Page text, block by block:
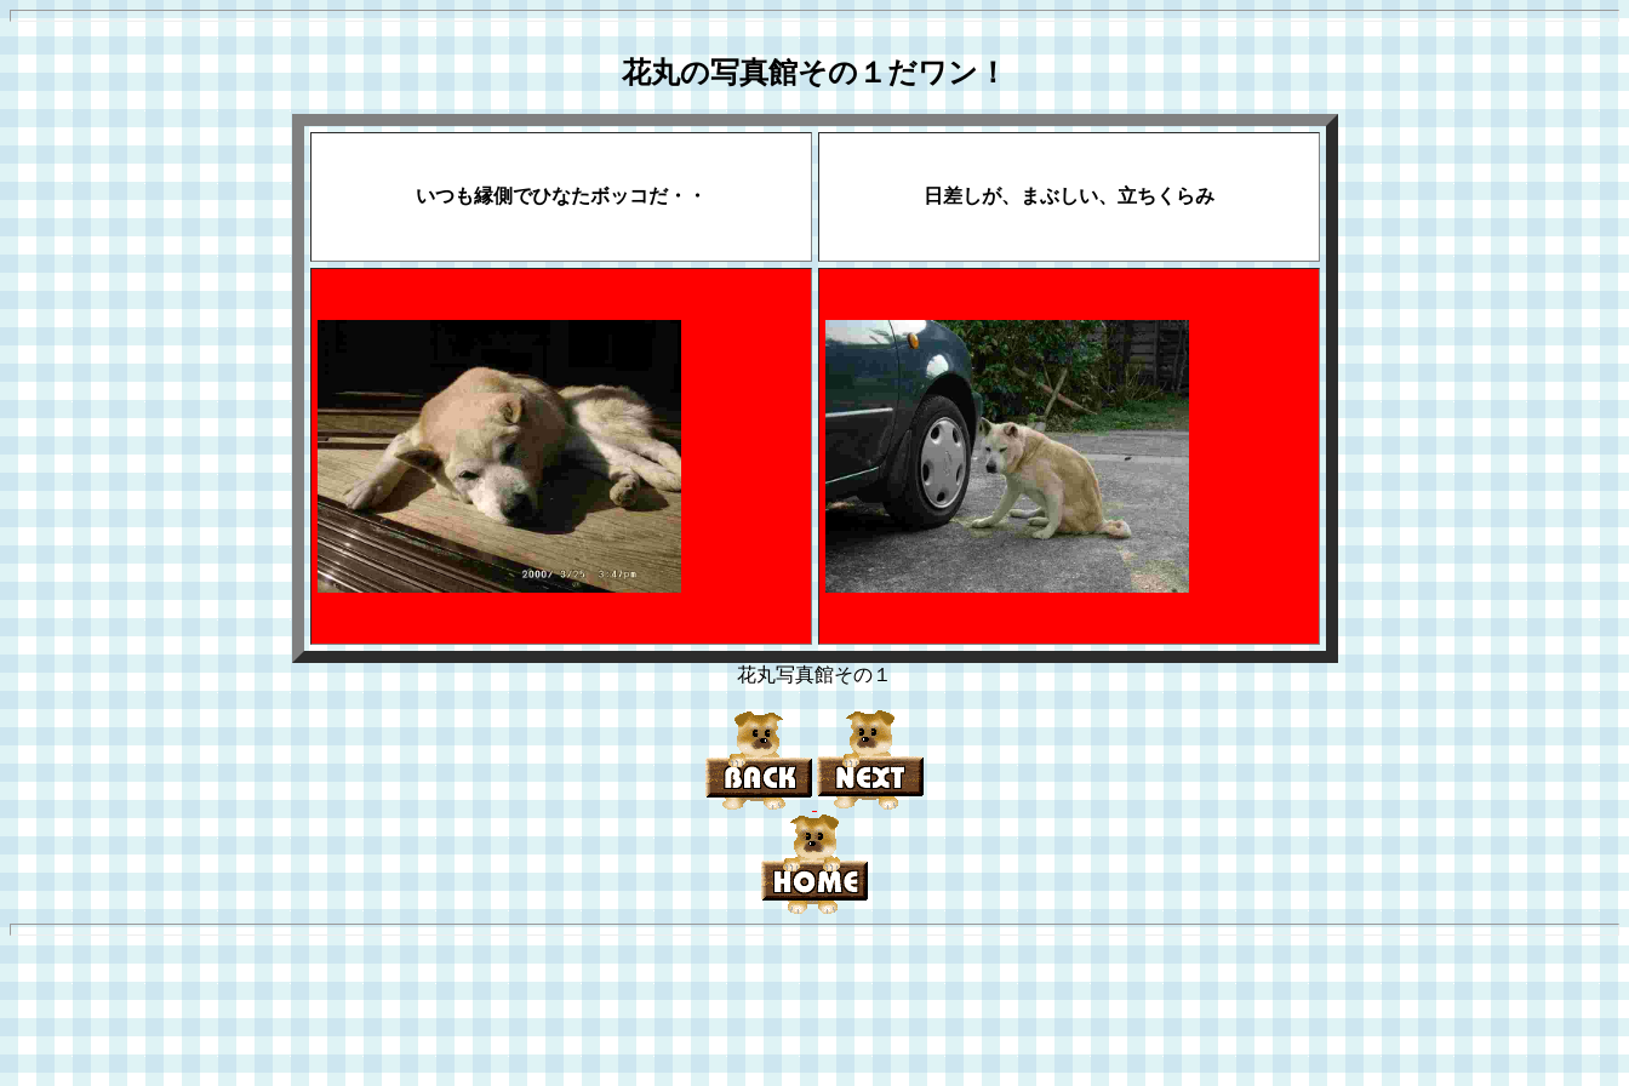
花丸の写真館その１だワン！
花丸写真館その１
いつも縁側でひなたボッコだ・・ 日差しが、まぶしい、立ちくらみ